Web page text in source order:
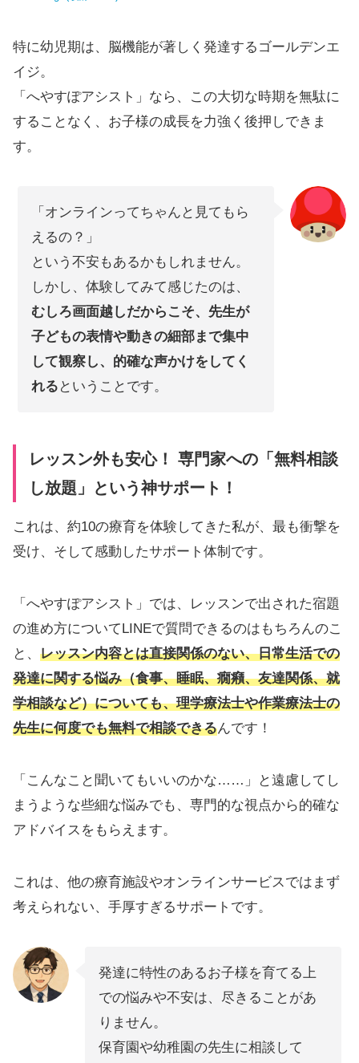
特に幼児期は、脳機能が著しく発達するゴールデンエ
イジ。
「へやすぽアシスト」なら、この大切な時期を無駄に
することなく、お子様の成長を力強く後押しできま
す。
「オンラインってちゃんと見てもら
えるの？」
という不安もあるかもしれません。
しかし、体験してみて感じたのは、
むしろ画面越しだからこそ、先生が
子どもの表情や動きの細部まで集中
して観察し、的確な声かけをしてく
れる ということです。
レッスン外も安心！ 専門家への「無料相談
し放題」という神サポート！
これは、約10の療育を体験してきた私が、最も衝撃を
受け、そして感動したサポート体制です。
「へやすぽアシスト」では、レッスンで出された宿題
の進め方についてLINEで質問できるのはもちろんのこ
と、 レッスン内容とは直接関係のない、日常生活での
発達に関する悩み（食事、睡眠、癇癪、友達関係、就
学相談など）についても、理学療法士や作業療法士の
先生に何度でも無料で相談できるんです！
「こんなこと聞いてもいいのかな……」と遠慮してし
まうような些細な悩みでも、専門的な視点から的確な
アドバイスをもらえます。
これは、他の療育施設やオンラインサービスではまず
考えられない、手厚すぎるサポートです。
発達に特性のあるお子様を育てる上
での悩みや不安は、尽きることがあ
りません。
保育園や幼稚園の先生に相談して